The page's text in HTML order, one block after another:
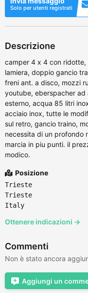
Solo per utenti registrati
Descrizione
camper 4 x 4 con
lamiera, doppio gancio
freni ant. a disco, mozzi
youtube, eberspacher
esterno, acqua 85 litri
acciaio inox, tutte le
sul retro, gancio traino,
necessita di un profondo
marcia in piu punti. il
modico.
Posizione
Trieste
Trieste
Italy
Ottenere indicazioni →
Commenti
Non è stato ancora
Aggiungi un